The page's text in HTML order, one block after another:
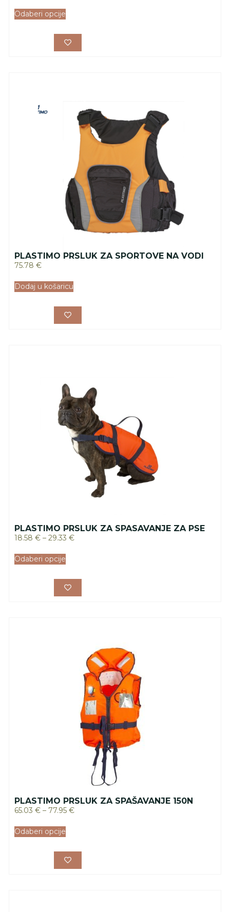
Odaberi opcije
PLASTIMO PRSLUK ZA SPORTOVE NA VODI
75.78 €
Dodaj u košaricu
PLASTIMO PRSLUK ZA SPASAVANJE ZA PSE
18.58 € – 29.33 €
Odaberi opcije
PLASTIMO PRSLUK ZA SPAŠAVANJE 150N
65.03 € – 77.95 €
Odaberi opcije